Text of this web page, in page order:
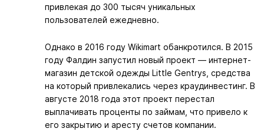
привлекая до 300 тысяч уникальных
пользователей ежедневно.
Однако в 2016 году Wikimart обанкротился. В 2015
году Фалдин запустил новый проект — интернет-
магазин детской одежды Little Gentrys, средства
на который привлекались через краудинвестинг. В
августе 2018 года этот проект перестал
выплачивать проценты по займам, что привело к
его закрытию и аресту счетов компании.